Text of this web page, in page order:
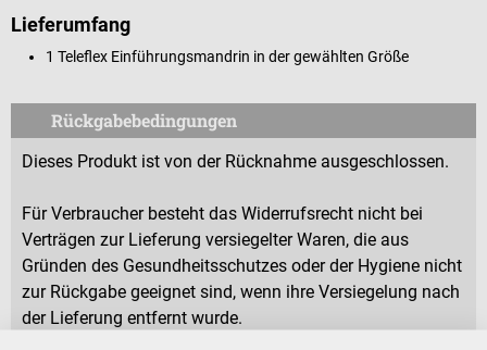
Lieferumfang
1 Teleflex Einführungsmandrin in der gewählten Größe
Rückgabebedingungen
Dieses Produkt ist von der Rücknahme ausgeschlossen.
Für Verbraucher besteht das Widerrufsrecht nicht bei
Verträgen zur Lieferung versiegelter Waren, die aus
Gründen des Gesundheitsschutzes oder der Hygiene nicht
zur Rückgabe geeignet sind, wenn ihre Versiegelung nach
der Lieferung entfernt wurde.